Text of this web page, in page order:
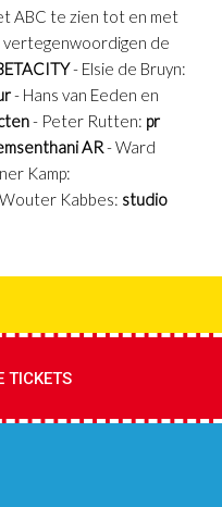
ABC te zien tot en met
de
- Elsie de Bruyn:
- Hans van Eeden en
- Peter Rutten: pr
AR- Ward
Kamp:
Kabbes: studio
TICKETS